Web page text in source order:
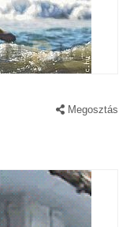
Megosztás